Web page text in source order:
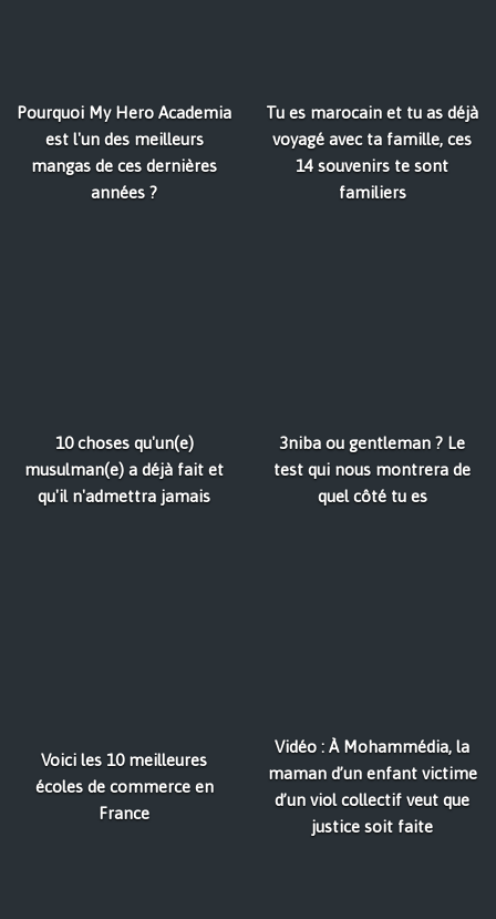
Pourquoi My Hero Academia
est l'un des meilleurs
mangas de ces dernières
années ?
Tu es marocain et tu as déjà
voyagé avec ta famille, ces
14 souvenirs te sont
familiers
10 choses qu'un(e)
musulman(e) a déjà fait et
qu'il n'admettra jamais
3niba ou gentleman ? Le
test qui nous montrera de
quel côté tu es
Voici les 10 meilleures
écoles de commerce en
France
Vidéo : À Mohammédia, la
maman d’un enfant victime
d’un viol collectif veut que
justice soit faite